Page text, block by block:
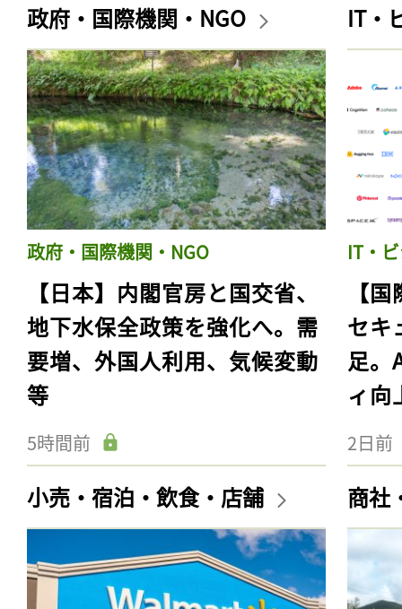
政府・国際機関・NGO
政府・国際機関・NGO
【日本】内閣官房と国交省、
地下水保全政策を強化へ。需
要増、外国人利用、気候変動
等
5時間前
IT・
IT・
【
セキ
足。
ィ向
2日前
小売・宿泊・飲食・店舗 商社